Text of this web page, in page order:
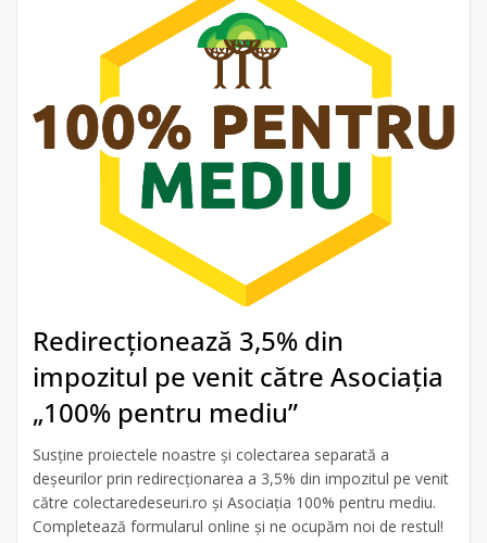
Redirecționează 3,5% din
impozitul pe venit către Asociația
„100% pentru mediu”
Susține proiectele noastre și colectarea separată a
deșeurilor prin redirecționarea a 3,5% din impozitul pe venit
către colectaredeseuri.ro și Asociația 100% pentru mediu.
Completează formularul online și ne ocupăm noi de restul!